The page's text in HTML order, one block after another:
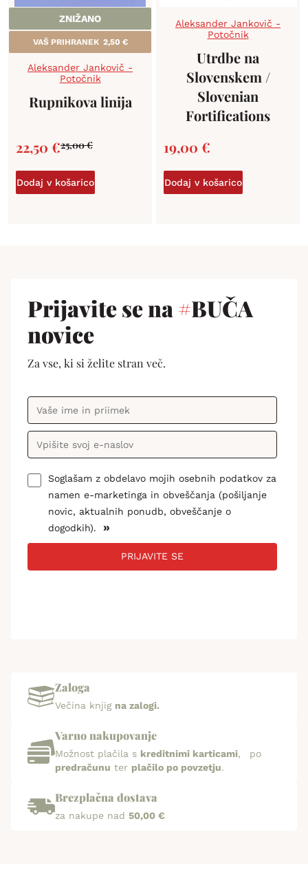
ZNIŽANO
VAŠ PRIHRANEK 2,50 €
Aleksander Jankovič -
Potočnik
Rupnikova linija
25,00€
22,50 €
Dodaj v košarico
Aleksander Jankovič -
Potočnik
Utrdbe na
Slovenskem /
Slovenian
Fortifications
19,00 €
Dodaj v košarico
Prijavite se na#BUČA
novice
Za vse, ki si želite stran več.
Soglašam z obdelavo mojih osebnih podatkov za
namen e-marketinga in obveščanja (pošiljanje
novic, aktualnih ponudb, obveščanje o
dogodkih).
»
PRIJAVITE SE
Zaloga
Večina knjig na zalogi.
Varno nakupovanje
Možnost plačila s kreditnimi karticami, po
predračunu ter plačilo po povzetju.
Brezplačna dostava
za nakupe nad 50,00 €